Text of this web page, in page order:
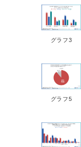
グラフ3
グラフ5